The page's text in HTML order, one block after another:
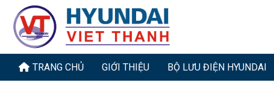
qua
dung
TRANG CHỦ GIỚI THIỆU BỘ LƯU ĐIỆN HYUNDAI